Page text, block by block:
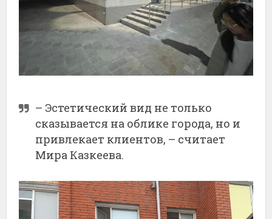
– Эстетический вид не только
сказывается на облике города, но и
привлекает клиентов, – считает
Мира Казкеева.